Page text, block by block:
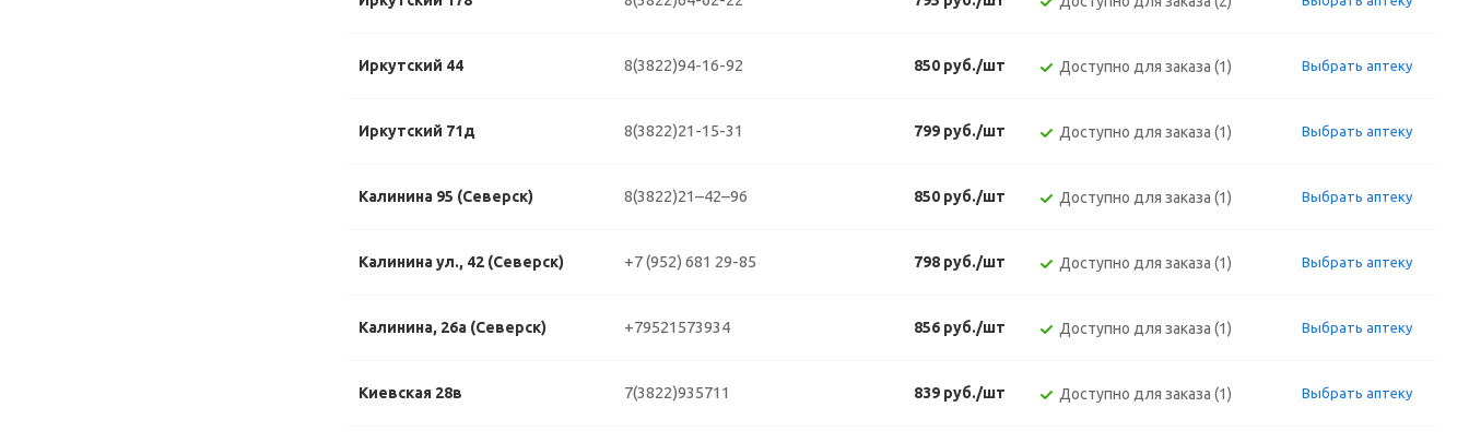
Иркутский 44 8(3822)94-16-92 850 руб./шт Доступно для заказа (1) Выбрать аптеку
Иркутский 71д 8(3822)21-15-31 799 руб./шт Доступно для заказа (1) Выбрать аптеку
Калинина 95 (Северск) 8(3822)21–42–96 850 руб./шт Доступно для заказа (1) Выбрать аптеку
Калинина ул., 42 (Северск) +7 (952) 681 29-85 798 руб./шт Доступно для заказа (1) Выбрать аптеку
Калинина, 26а (Северск) +79521573934 856 руб./шт Доступно для заказа (1) Выбрать аптеку
Киевская 28в 7(3822)935711 839 руб./шт Доступно для заказа (1) Выбрать аптеку